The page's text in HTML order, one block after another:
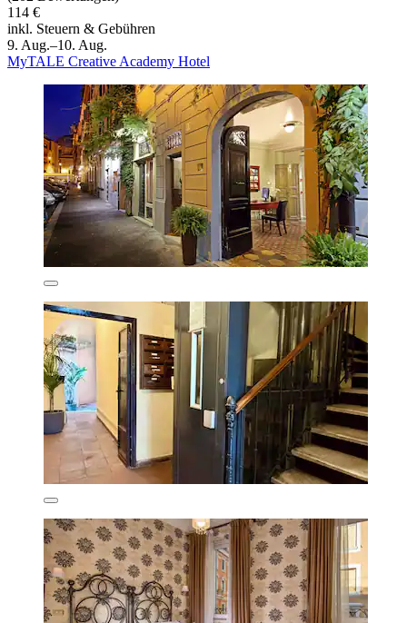
114 €
inkl. Steuern & Gebühren
9. Aug.–10. Aug.
MyTALE Creative Academy Hotel